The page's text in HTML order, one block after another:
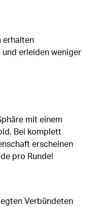
erhalten
und erleiden weniger
mit einem
Bei komplett
erscheinen
pro Runde!
Verbündeten